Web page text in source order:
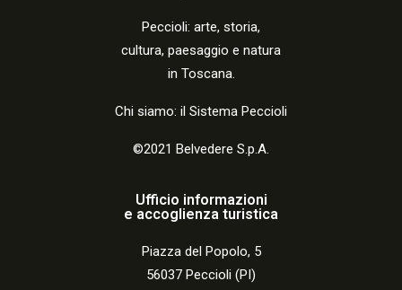
Peccioli: arte, storia,
cultura, paesaggio e natura
in Toscana.
Chi siamo: il Sistema Peccioli
©2021 Belvedere S.p.A.
Ufficio informazioni
e accoglienza turistica
Piazza del Popolo, 5
56037 Peccioli (PI)